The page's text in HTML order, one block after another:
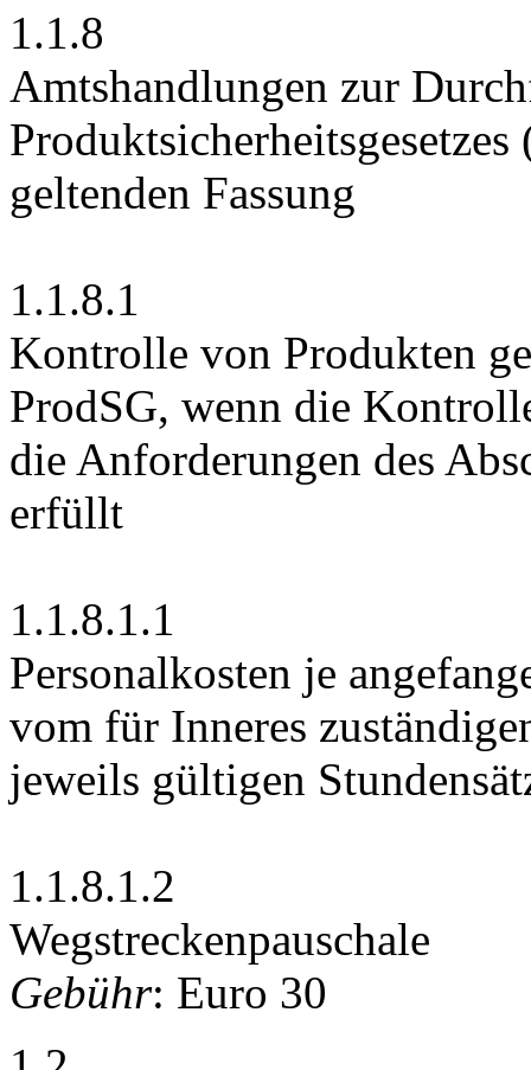
1.1.8
Amtshandlungen zur
geltenden Fassung
1.1.8.1
Kontrolle von Produkten
ProdSG, wenn die
die Anforderungen des
erfüllt
1.1.8.1.1
Personalkosten je
vom für Inneres
jeweils gültigen
1.1.8.1.2
Wegstreckenpauschale
Gebühr: Euro 30